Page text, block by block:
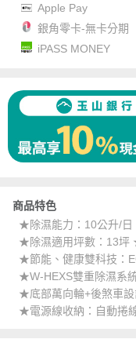
Apple Pay
銀角零卡-無卡分期
iPASS MONEY
商品特色
★除濕能力：10公升/日
★除濕適用坪數：13坪
★節能、健康雙科技：
★W-HEXS雙重除濕系
★底部萬向輪+後煞車
★電源線收納：自動捲